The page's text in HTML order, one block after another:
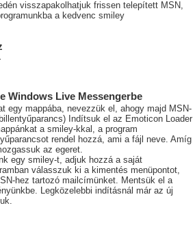
visszapakolhatjuk frissen telepített MSN,
a kedvenc smiley
Windows Live Messengerbe
egy mappába, nevezzük el, ahogy majd MSN-
Indítsuk el az Emoticon Loader
a smiley-kkal, a program
rendel hozzá, ami a fájl neve. Amíg
az egeret.
egy smiley-t, adjuk hozzá a saját
válasszuk ki a kimentés menüpontot,
hez tartozó mailcímünket. Mentsük el a
Legközelebbi indításnál már az új